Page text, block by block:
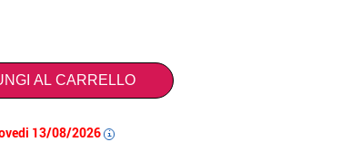
AL CARRELLO
13/08/2026 i